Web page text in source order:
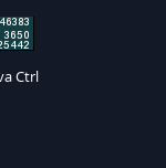
Ctrl